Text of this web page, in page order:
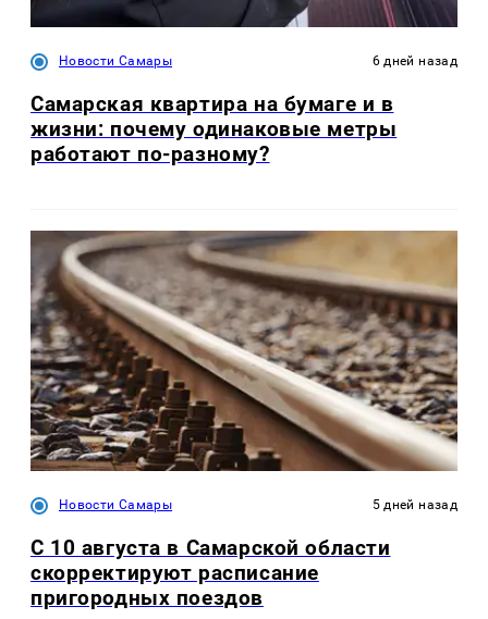
Новости Самары 6 дней назад
Самарская квартира на бумаге и в
жизни: почему одинаковые метры
работают по-разному?
Новости Самары 5 дней назад
С 10 августа в Самарской области
скорректируют расписание
пригородных поездов